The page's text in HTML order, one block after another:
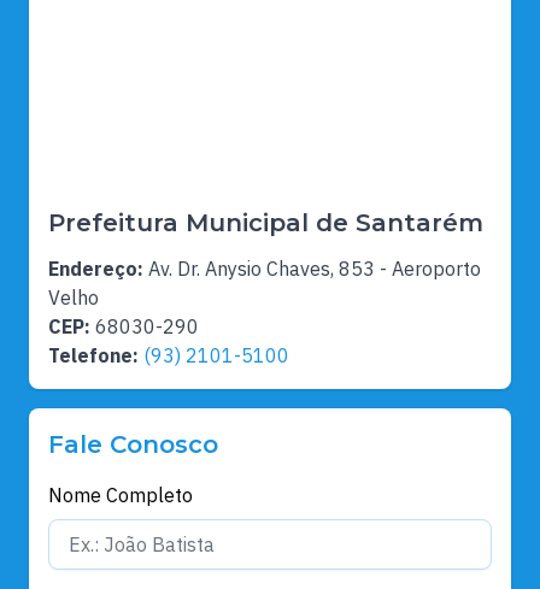
Prefeitura Municipal de Santarém
Endereço: Av. Dr. Anysio Chaves, 853 - Aeroporto
Velho
CEP: 68030-290
Telefone: (93) 2101-5100
Fale Conosco
Nome Completo